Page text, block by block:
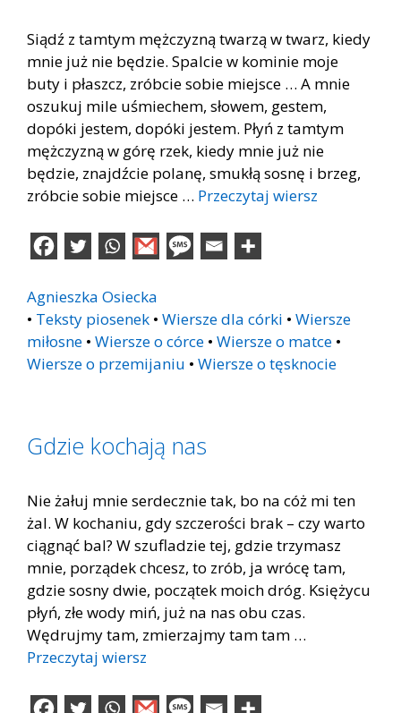
Siądź z tamtym mężczyzną twarzą w twarz, kiedy
mnie już nie będzie. Spalcie w kominie moje
buty i płaszcz, zróbcie sobie miejsce … A mnie
oszukuj mile uśmiechem, słowem, gestem,
dopóki jestem, dopóki jestem. Płyń z tamtym
mężczyzną w górę rzek, kiedy mnie już nie
będzie, znajdźcie polanę, smukłą sosnę i brzeg,
zróbcie sobie miejsce … Przeczytaj wiersz
Agnieszka Osiecka
• Teksty piosenek • Wiersze dla córki • Wiersze
miłosne • Wiersze o córce • Wiersze o matce •
Wiersze o przemijaniu • Wiersze o tęsknocie
Gdzie kochają nas
Nie żałuj mnie serdecznie tak, bo na cóż mi ten
żal. W kochaniu, gdy szczerości brak – czy warto
ciągnąć bal? W szufladzie tej, gdzie trzymasz
mnie, porządek chcesz, to zrób, ja wrócę tam,
gdzie sosny dwie, początek moich dróg. Księżycu
płyń, złe wody miń, już na nas obu czas.
Wędrujmy tam, zmierzajmy tam tam …
Przeczytaj wiersz